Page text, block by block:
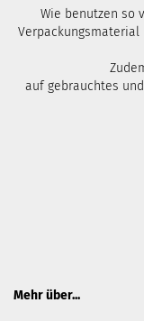
Wie benutzen so
auf gebrauchtes
Mehr über...